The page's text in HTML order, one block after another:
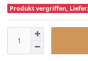
Produkt vergriffen,